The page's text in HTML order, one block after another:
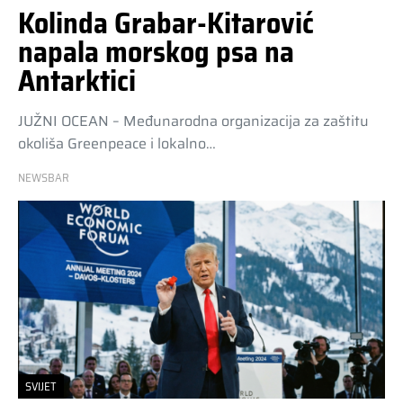
Kolinda Grabar-Kitarović
napala morskog psa na
Antarktici
JUŽNI OCEAN – Međunarodna organizacija za zaštitu
okoliša Greenpeace i lokalno…
NEWSBAR
SVIJET